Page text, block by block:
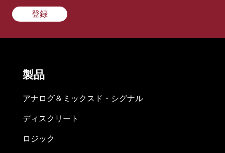
登録
製品
アナログ＆ミックスド・シグナル
ディスクリート
ロジック